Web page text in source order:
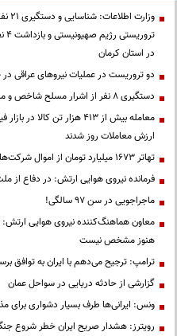
در استان کرمان
دو تروریست در عملیات نیروهای عراقی در
دستگیری ۸ نفر از اشرار مسلح شاخص و مرتبطین گروهک‌های تروریستی
معامله بیش از ۴۱۳ هزار تن
ارزش معاملات روز شدند
تهاتر ۱۶۷۳ میلیارد تومان از اموال شرکت‌های تراستی
فرمانده نیروی هوایی ارتش: در دفاع از
ماجراجویی در سن ۹۷ سالگی!
معاون هماهنگ‌کننده نیروی هوایی
هنوز مشخص نیست
ترامپ: ترجیح می‌دهم با ایران به توافق
گزارشی از حادثه دریایی در سواحل عمان
ونس: ایرانی‌ها طرف بسیار دشواری برای
رویترز: هشدار صریح ایران خطر شروع